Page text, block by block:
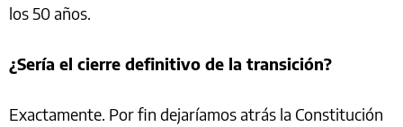
los 50 años.
¿Sería el cierre definitivo de la transición?
Exactamente. Por fin dejaríamos atrás la Constitución